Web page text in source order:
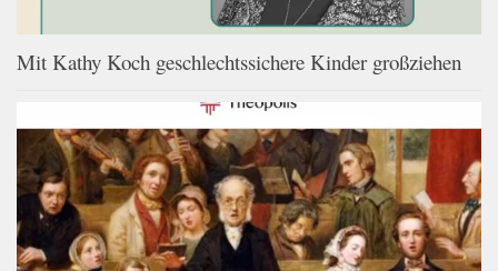
Mit Kathy Koch geschlechtssichere Kinder großziehen